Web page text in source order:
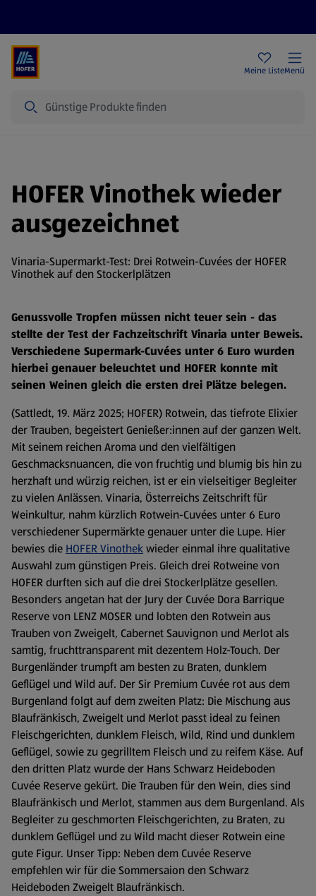
Meine ListeMenü
HOFER Vinothek wieder
ausgezeichnet
Vinaria-Supermarkt-Test: Drei Rotwein-Cuvées der HOFER
Vinothek auf den Stockerlplätzen
Genussvolle Tropfen müssen nicht teuer sein - das
stellte der Test der Fachzeitschrift Vinaria unter Beweis.
Verschiedene Supermark-Cuvées unter 6 Euro wurden
hierbei genauer beleuchtet und HOFER konnte mit
seinen Weinen gleich die ersten drei Plätze belegen.
(Sattledt, 19. März 2025; HOFER) Rotwein, das tiefrote Elixier
der Trauben, begeistert Genießer:innen auf der ganzen Welt.
Mit seinem reichen Aroma und den vielfältigen
Geschmacksnuancen, die von fruchtig und blumig bis hin zu
herzhaft und würzig reichen, ist er ein vielseitiger Begleiter
zu vielen Anlässen. Vinaria, Österreichs Zeitschrift für
Weinkultur, nahm kürzlich Rotwein-Cuvées unter 6 Euro
verschiedener Supermärkte genauer unter die Lupe. Hier
bewies die HOFER Vinothekwieder einmal ihre qualitative
Auswahl zum günstigen Preis. Gleich drei Rotweine von
HOFER durften sich auf die drei Stockerlplätze gesellen.
Besonders angetan hat der Jury der Cuvée Dora Barrique
Reserve von LENZ MOSER und lobten den Rotwein aus
Trauben von Zweigelt, Cabernet Sauvignon und Merlot als
samtig, fruchttransparent mit dezentem Holz-Touch. Der
Burgenländer trumpft am besten zu Braten, dunklem
Geflügel und Wild auf. Der Sir Premium Cuvée rot aus dem
Burgenland folgt auf dem zweiten Platz: Die Mischung aus
Blaufränkisch, Zweigelt und Merlot passt ideal zu feinen
Fleischgerichten, dunklem Fleisch, Wild, Rind und dunklem
Geflügel, sowie zu gegrilltem Fleisch und zu reifem Käse. Auf
den dritten Platz wurde der Hans Schwarz Heideboden
Cuvée Reserve gekürt. Die Trauben für den Wein, dies sind
Blaufränkisch und Merlot, stammen aus dem Burgenland. Als
Begleiter zu geschmorten Fleischgerichten, zu Braten, zu
dunklem Geflügel und zu Wild macht dieser Rotwein eine
gute Figur. Unser Tipp: Neben dem Cuvée Reserve
empfehlen wir für die Sommersaion den Schwarz
Heideboden Zweigelt Blaufränkisch.